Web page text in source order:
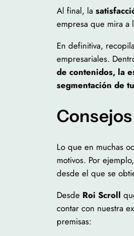
Al final, la
empresa que mira
En definitiva,
empresariales.
de contenidos, la
segmentación de
Lo que en muchas
motivos. Por
desde el que se
Desde Roi Scroll
contar con nuestra
premisas: